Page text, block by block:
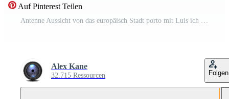
Auf Pinterest Teilen
Antenne Aussicht von das europäisch Stadt porto mit Luis ich Brücke Über Douro Fluss im Portugal, Antenne Sicht. Panorama- Antenne Aussicht von dom Luis Brücke im porto Pro Video
Alex Kane
32.715 Ressourcen Folgen